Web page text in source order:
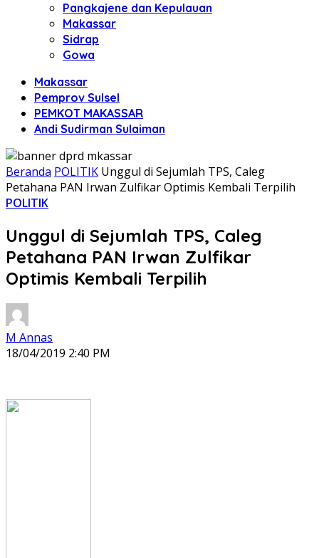
Pangkajene dan Kepulauan
Makassar
Sidrap
Gowa
Makassar
Pemprov Sulsel
PEMKOT MAKASSAR
Andi Sudirman Sulaiman
Beranda POLITIK Unggul di Sejumlah TPS, Caleg
Petahana PAN Irwan Zulfikar Optimis Kembali Terpilih
POLITIK
Unggul di Sejumlah TPS, Caleg
Petahana PAN Irwan Zulfikar
Optimis Kembali Terpilih
M Annas
18/04/2019 2:40 PM